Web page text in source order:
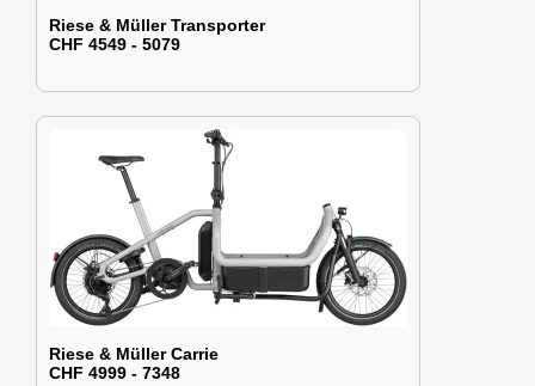
Riese & Müller Transporter
CHF 4549 - 5079
Riese & Müller Carrie
CHF 4999 - 7348